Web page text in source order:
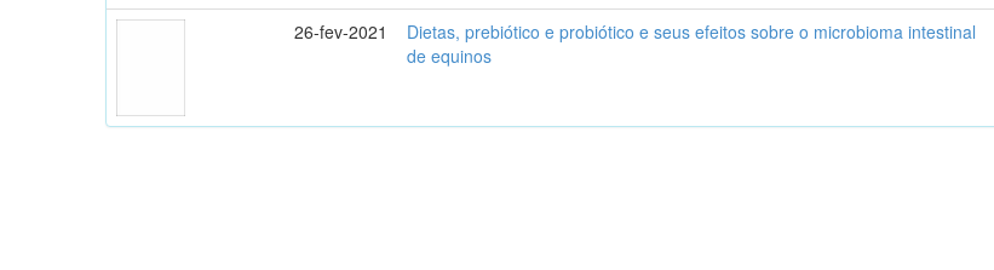
26-fev-2021
Dietas, prebiótico e probiótico e seus efeitos sobre o microbioma intestinal
de equinos